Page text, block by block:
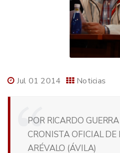
Jul 01 2014 Noticias
POR RICARDO
CRONISTA OFICIAL
ARÉVALO (ÁVILA)